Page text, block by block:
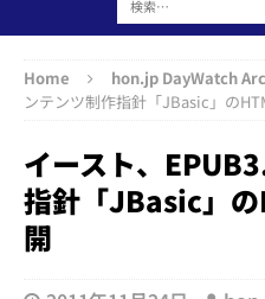
Home hon.jp DayWatch
ンテンツ制作指針「JBasic」の
イースト、
指針「JBasic」
開